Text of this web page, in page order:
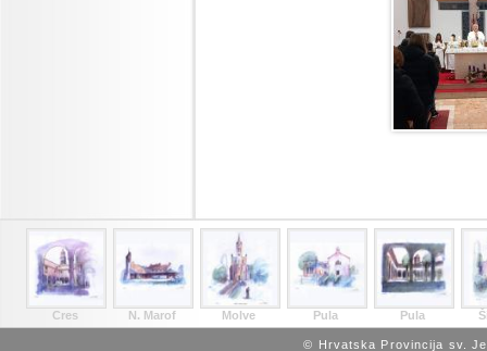
Cres N. Marof Molve Pula Pula
© Hrvatska Provincija sv.